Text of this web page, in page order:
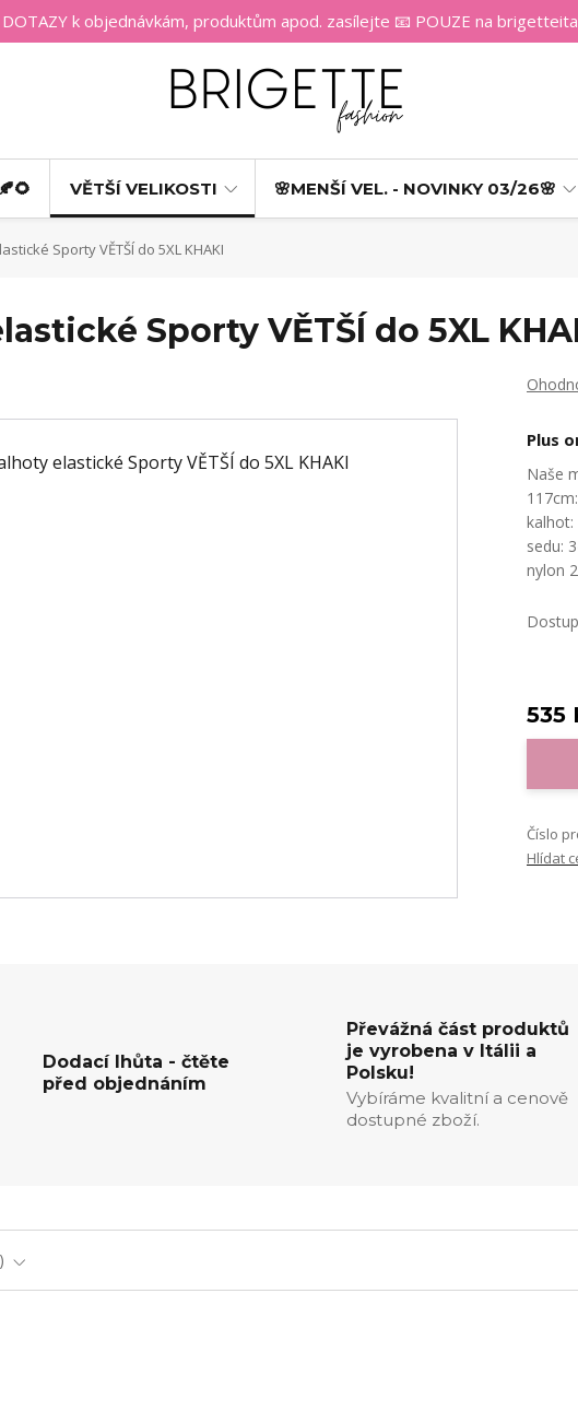
k objednávkám, produktům apod. zasílejte 📧 POUZE na
VĚTŠÍ VELIKOSTI 🌸MENŠÍ VEL. - NOVINKY 03/26🌸
Sporty VĚTŠÍ do 5XL KHAKI
Sporty VĚTŠÍ do 5XL
Plus
Naše
kalhot:
sedu:
nylon
535
Číslo
Hlídat
Dodací lhůta - čtěte
před objednáním
Převážná část produktů
je vyrobena v Itálii a
Polsku!
Vybíráme kvalitní a cenově
dostupné zboží.